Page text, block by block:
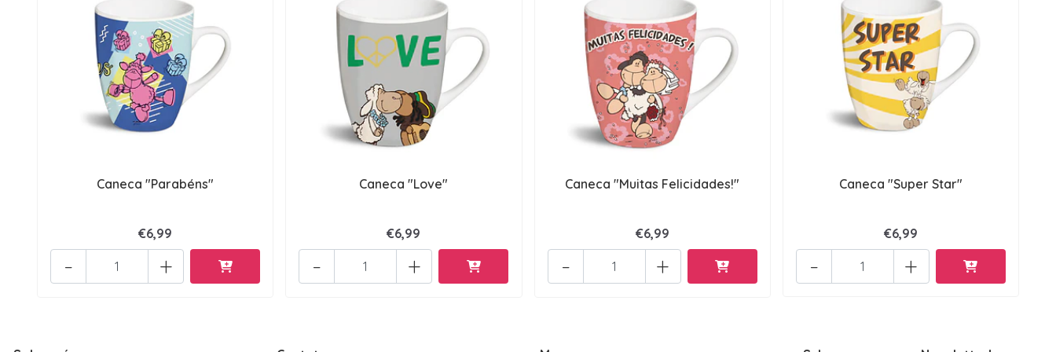
Caneca "Parabéns"
€6,99
+
-
Caneca "Love"
€6,99
+
-
Caneca "Muitas Felicidades!"
€6,99
+
-
Caneca "Super Star"
€6,99
+
-